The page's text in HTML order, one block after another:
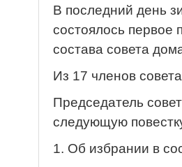
В последний день
состоялось первое
состава совета
Из 17 членов
Председатель
следующую
1. Об избрании в